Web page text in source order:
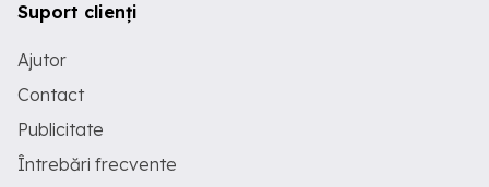
Suport clienți
Ajutor
Contact
Publicitate
Întrebări frecvente